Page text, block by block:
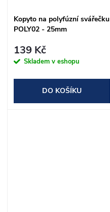
ů
Kopyto na polyfúzní svářečku
POLY02 - 25mm
139 Kč
Skladem v eshopu
DO KOŠÍKU